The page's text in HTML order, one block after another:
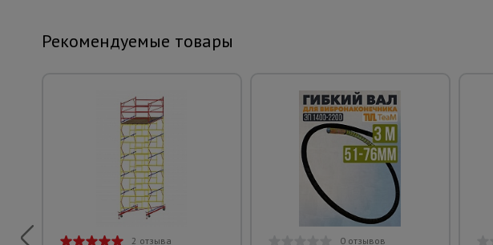
Рекомендуемые товары
2 отзыва 0 отзывов